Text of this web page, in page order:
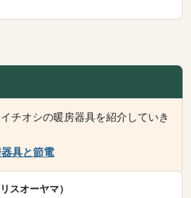
チオシの暖房器具を紹介していき
具と節電
スオーヤマ）